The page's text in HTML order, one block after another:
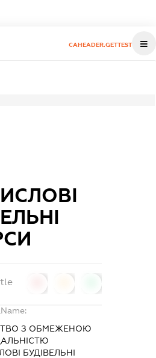
CAHEADER.GETTEST
З ОБМЕЖЕНОЮ
БУДІВЕЛЬНІ